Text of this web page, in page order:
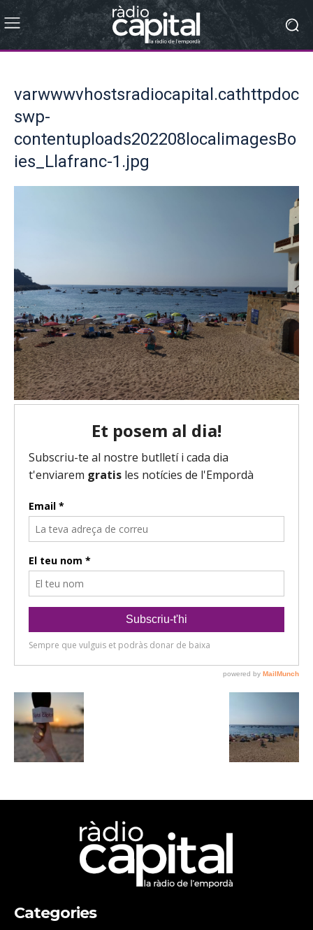
varwwwvhostsradiocapital.cathttpdoc
swp-
contentuploads202208localimagesBo
ies_Llafranc-1.jpg
Categories